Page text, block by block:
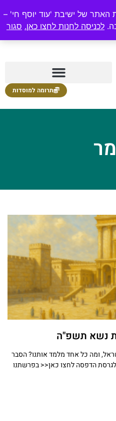
האתר של ישיבת 'עוד יוסף חי' –
לכניסה לחנות לחצו כאן. סגור
תרומה למוסדות
נשא תשפ"ה
ומה כל אחד מלמד אותנו? הסבר
הדפסה לחצו כאן<< בפרשתנו